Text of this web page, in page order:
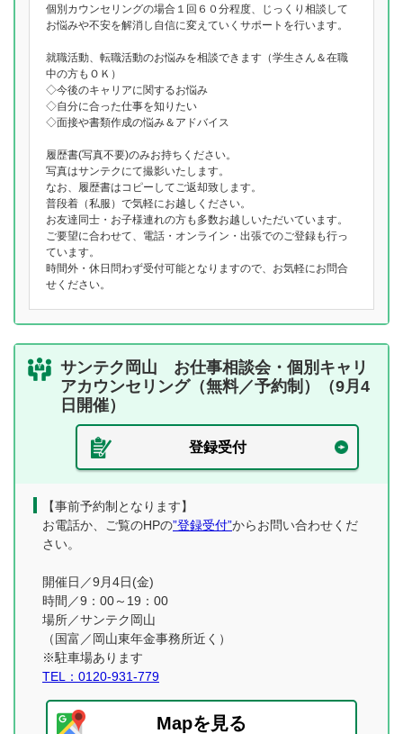
個別カウンセリングの場合１回６０分程度、じっくり相談して
お悩みや不安を解消し自信に変えていくサポートを行います。
就職活動、転職活動のお悩みを相談できます（学生さん＆在職
中の方もＯＫ）
◇今後のキャリアに関するお悩み
◇自分に合った仕事を知りたい
◇面接や書類作成の悩み＆アドバイス
履歴書(写真不要)のみお持ちください。
写真はサンテクにて撮影いたします。
なお、履歴書はコピーしてご返却致します。
普段着（私服）で気軽にお越しください。
お友達同士・お子様連れの方も多数お越しいただいています。
ご要望に合わせて、電話・オンライン・出張でのご登録も行っ
ています。
時間外・休日問わず受付可能となりますので、お気軽にお問合
せください。
サンテク岡山 お仕事相談会・個別キャリ
アカウンセリング（無料／予約制）（9月4
日開催）
登録受付
【事前予約制となります】
お電話か、ご覧のHPの”登録受付”からお問い合わせくだ
さい。
開催日／9月4日(金)
時間／9：00～19：00
場所／サンテク岡山
（国富／岡山東年金事務所近く）
※駐車場あります
TEL：0120-931-779
Mapを見る